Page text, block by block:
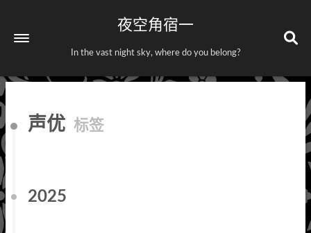
夜空角宿一
In the vast night sky, where do you belong?
关于
声优 标签
2025